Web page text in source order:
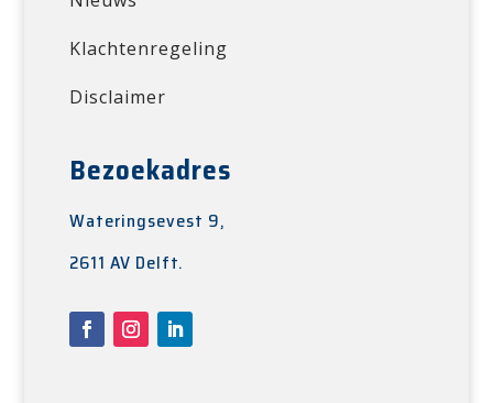
Klachtenregeling
Disclaimer
Bezoekadres
Wateringsevest 9,
2611 AV Delft.